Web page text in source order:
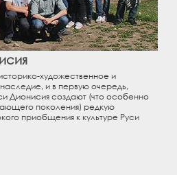
художественное и
и в первую очередь,
Дионисия создают (что особенно
поколения) редкую
приобщения к культуре Руси